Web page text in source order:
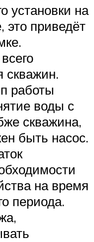
установки на
это приведёт
скважин.
работы
воды с
скважина,
быть насос.
на время
периода.